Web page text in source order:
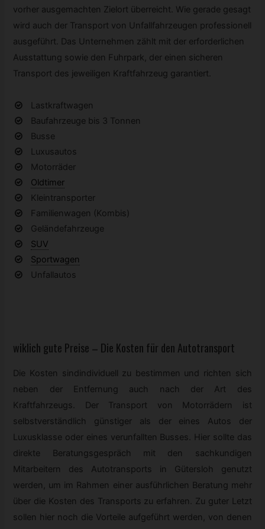
vorher ausgemachten Zielort überreicht. Wie gerade gesagt
wird auch der Transport von Unfallfahrzeugen professionell
ausgeführt. Das Unternehmen zählt mit der erforderlichen
Ausstattung sowie den Fuhrpark, der einen sicheren
Transport des jeweiligen Kraftfahrzeug garantiert.
Lastkraftwagen
Baufahrzeuge bis 3 Tonnen
Busse
Luxusautos
Motorräder
Oldtimer
Kleintransporter
Familienwagen (Kombis)
Geländefahrzeuge
SUV
Sportwagen
Unfallautos
wiklich gute Preise – Die Kosten für den Autotransport
Die Kosten sindindividuell zu bestimmen und richten sich
neben der Entfernung auch nach der Art des
Kraftfahrzeugs. Der Transport von Motorrädern ist
selbstverständlich günstiger als der eines Autos der
Luxusklasse oder eines verunfallten Busses. Hier sollte das
direkte Beratungsgespräch mit den sachkundigen
Mitarbeitern des Autotransports in Gütersloh genutzt
werden, um im Rahmen einer ausführlichen Beratung mehr
über die Kosten des Transports zu erfahren. Zu guter Letzt
sollen hier noch die Vorteile aufgeführt werden, von denen